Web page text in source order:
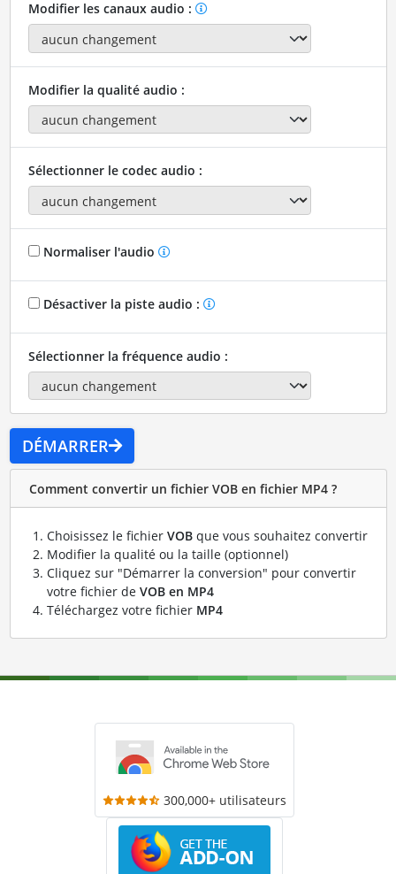
Modifier les canaux audio :
Modifier la qualité audio :
Sélectionner le codec audio :
Normaliser l'audio
Désactiver la piste audio :
Sélectionner la fréquence audio :
DÉMARRER
Comment convertir un fichier VOB en fichier MP4 ?
Choisissez le fichier VOBque vous souhaitez convertir
Modifier la qualité ou la taille (optionnel)
Cliquez sur "Démarrer la conversion" pour convertir
votre fichier de VOB en MP4
Téléchargez votre fichier MP4
300,000+ utilisateurs